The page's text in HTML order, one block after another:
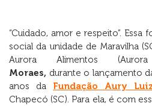
“Cuidado, amor e respeito”. Essa
social da unidade de Maravilha
Aurora Alimentos
Moraes, durante o lançamento
anos da Fundação Aury
Chapecó (SC). Para ela, é com